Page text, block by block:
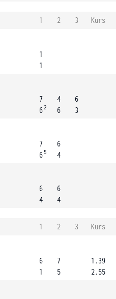
1 2 3
Kurs
1
1
7
62
4
6
6
3
7
6 5
6
4
6
4
6
4
1 2 3
Kurs
6
1
7
5
1.39
2.55